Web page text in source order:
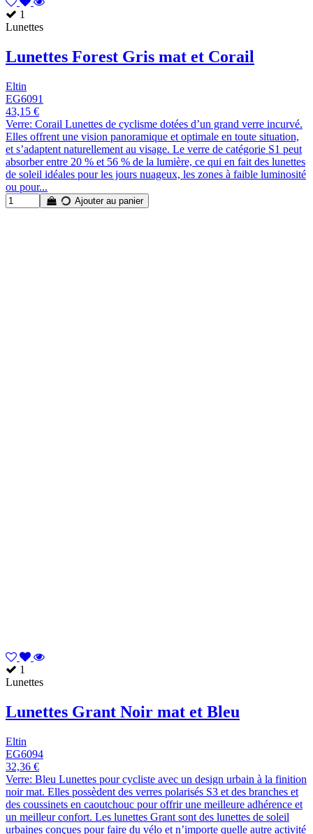
1
Lunettes
Lunettes Forest Gris mat et Corail
Eltin
EG6091
43,15 €
Verre: Corail Lunettes de cyclisme dotées d’un grand verre incurvé.
Elles offrent une vision panoramique et optimale en toute situation,
et s’adaptent naturellement au visage. Le verre de catégorie S1 peut
absorber entre 20 % et 56 % de la lumière, ce qui en fait des lunettes
de soleil idéales pour les jours nuageux, les zones à faible luminosité
ou pour...
Ajouter au panier
1
Lunettes
Lunettes Grant Noir mat et Bleu
Eltin
EG6094
32,36 €
Verre: Bleu Lunettes pour cycliste avec un design urbain à la finition
noir mat. Elles possèdent des verres polarisés S3 et des branches et
des coussinets en caoutchouc pour offrir une meilleure adhérence et
un meilleur confort. Les lunettes Grant sont des lunettes de soleil
urbaines conçues pour faire du vélo et n’importe quelle autre activité